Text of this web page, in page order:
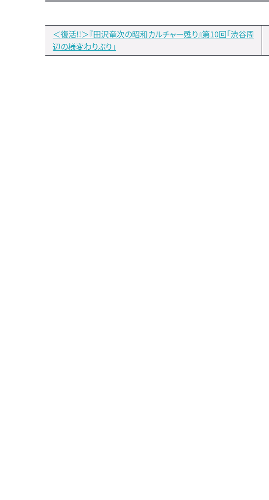
＜復活!!＞『田沢竜次の昭和カルチャー甦り』第10回「渋谷周
辺の様変わりぶり」